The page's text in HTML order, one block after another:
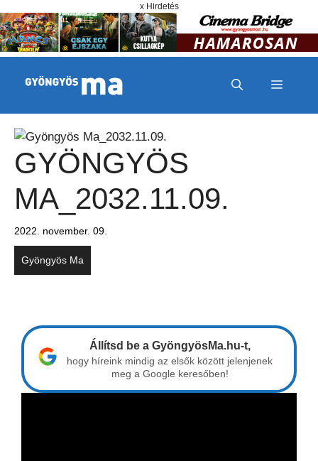
x Hirdetés
MENÜ
GYÖNGYÖS
MA_2032.11.09.
2022. november. 09.
Gyöngyös Ma
Állítsd be a GyöngyösMa.hu-t,
hogy híreink mindig az elsők között jelenjenek
meg a Google keresőben!